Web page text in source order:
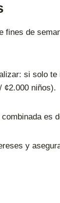
fines de
si solo
¢2.000 niños).
es
y